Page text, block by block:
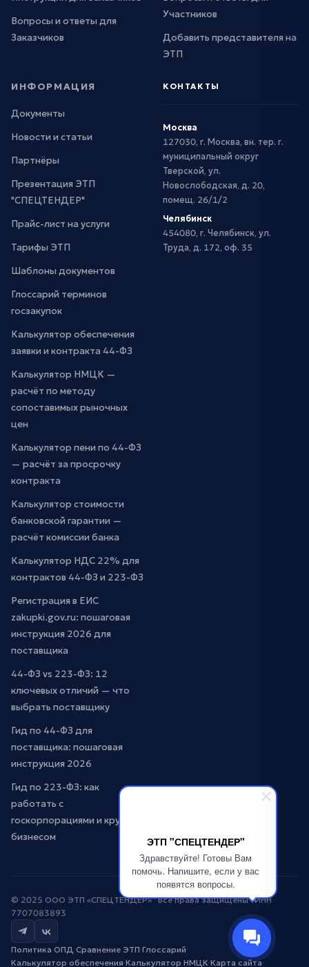
ЭТП "СПЕЦТЕНДЕР"
Здравствуйте! Готовы Вам
помочь. Напишите, если у вас
появятся вопросы.
Вопросы и ответы для
Заказчиков
Участников
Добавить представителя на
ЭТП
ИНФОРМАЦИЯ
Документы
Новости и статьи
Партнёры
Презентация ЭТП
"СПЕЦТЕНДЕР"
Прайс-лист на услуги
Тарифы ЭТП
Шаблоны документов
Глоссарий терминов
госзакупок
Калькулятор обеспечения
заявки и контракта 44-ФЗ
Калькулятор НМЦК —
расчёт по методу
сопоставимых рыночных
цен
Калькулятор пени по 44-ФЗ
— расчёт за просрочку
контракта
Калькулятор стоимости
банковской гарантии —
расчёт комиссии банка
Калькулятор НДС 22% для
контрактов 44-ФЗ и 223-ФЗ
Регистрация в ЕИС
zakupki.gov.ru: пошаговая
инструкция 2026 для
поставщика
44-ФЗ vs 223-ФЗ: 12
ключевых отличий — что
выбрать поставщику
Гид по 44-ФЗ для
поставщика: пошаговая
инструкция 2026
Гид по 223-ФЗ: как
работать с
госкорпорациями и крупным
бизнесом
КОНТАКТЫ
Москва
127030, г. Москва, вн. тер. г.
муниципальный округ
Тверской, ул.
Новослободская, д. 20,
помещ. 26/1/2
Челябинск
454080, г. Челябинск, ул.
Труда, д. 172, оф. 35
© 2025 ООО ЭТП «СПЕЦТЕНДЕР» · Все права защищены · ИНН
7707083893
Политика ОПД·Сравнение ЭТП·Глоссарий·
Калькулятор обеспечения·Калькулятор НМЦК·Карта сайта·